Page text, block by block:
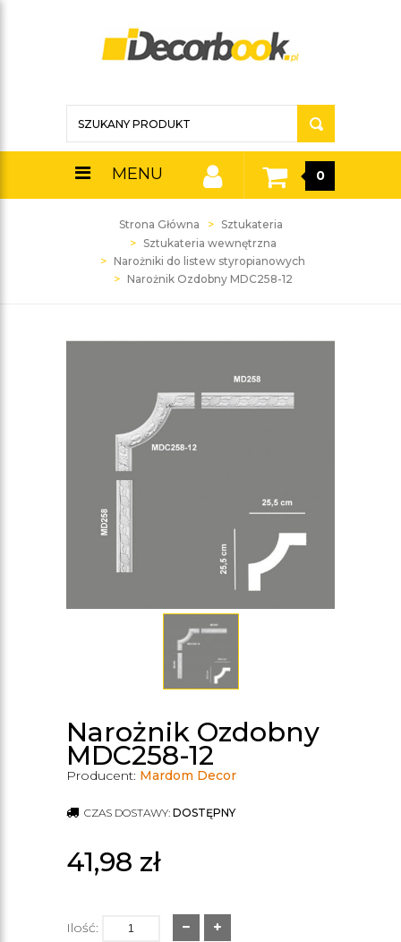
MENU 0
Strona Główna
Sztukateria
Sztukateria wewnętrzna
Narożniki do listew styropianowych
Narożnik Ozdobny MDC258-12
Narożnik Ozdobny
MDC258-12
Producent: Mardom Decor
CZAS DOSTAWY: DOSTĘPNY
41,98 zł
Ilość: